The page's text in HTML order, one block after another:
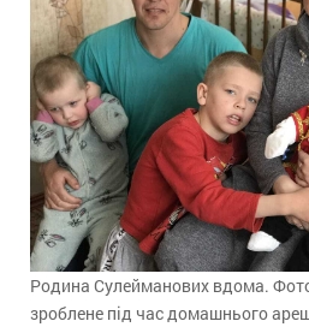
Родина Сулейманових вдома. Фото
зроблене під час домашнього